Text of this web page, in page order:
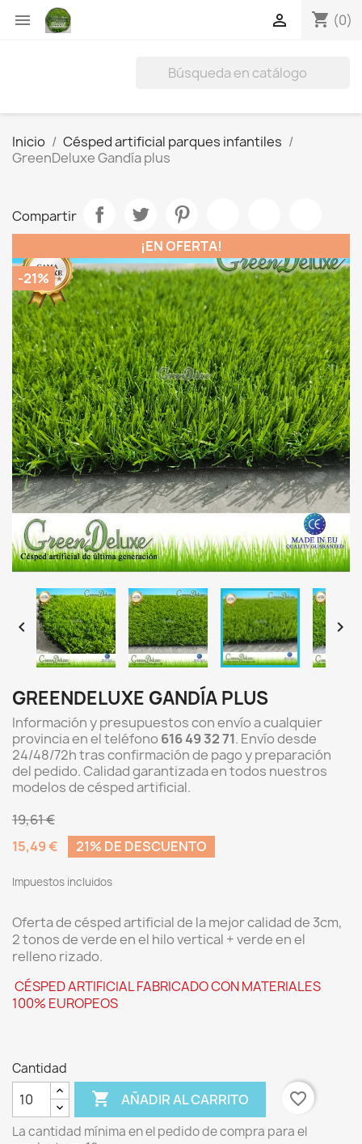
 shopping_cart (0)

Inicio
Césped artificial parques infantiles
GreenDeluxe Gandía plus
Compartir
¡EN OFERTA!
-21%
 
GREENDELUXE GANDÍA PLUS
Información y presupuestos con envío a cualquier
provincia en el teléfono 616 49 32 71. Envío desde
24/48/72h tras confirmación de pago y preparación
del pedido. Calidad garantizada en todos nuestros
modelos de césped artificial.
19,61 €
15,49 €
21% DE DESCUENTO
Impuestos incluidos
Oferta de césped artificial de la mejor calidad de 3cm,
2 tonos de verde en el hilo vertical + verde en el
relleno rizado.
CÉSPED ARTIFICIAL FABRICADO CON MATERIALES
100% EUROPEOS
Cantidad
 AÑADIR AL CARRITO favorite_border
La cantidad mínima en el pedido de compra para el